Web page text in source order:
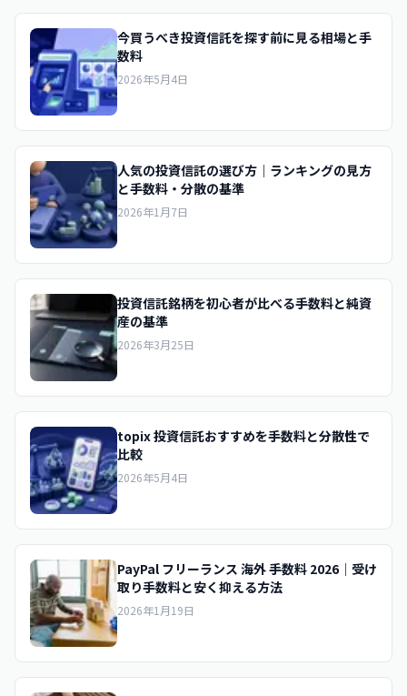
今買うべき投資信託を探す前に見る相場と手
数料
2026年5月4日
人気の投資信託の選び方｜ランキングの見方
と手数料・分散の基準
2026年1月7日
投資信託銘柄を初心者が比べる手数料と純資
産の基準
2026年3月25日
topix 投資信託おすすめを手数料と分散性で
比較
2026年5月4日
PayPal フリーランス 海外 手数料 2026｜受け
取り手数料と安く抑える方法
2026年1月19日